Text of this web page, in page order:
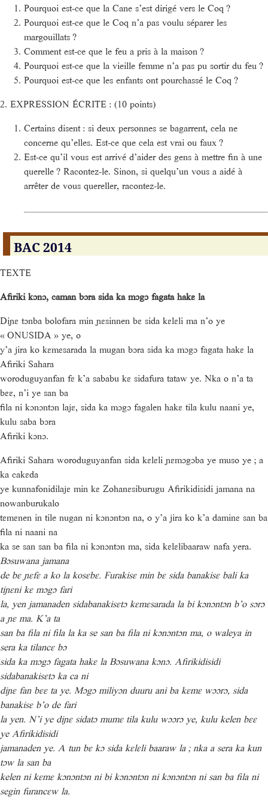
Pourquoi est-ce que la Cane s’est dirigé vers le Coq ?
Pourquoi est-ce que le Coq n’a pas voulu séparer les
margouillats ?
Comment est-ce que le feu a pris à la maison ?
Pourquoi est-ce que la vieille femme n’a pas pu sortir du feu ?
Pourquoi est-ce que les enfants ont pourchassé le Coq ?
2. EXPRESSION ÉCRITE : (10 points)
Certains disent : si deux personnes se bagarrent, cela ne
concerne qu’elles. Est-ce que cela est vrai ou faux ?
Est-ce qu’il vous est arrivé d’aider des gens à mettre fin à une
querelle ? Racontez-le. Sinon, si quelqu’un vous a aidé à
arrêter de vous quereller, racontez-le.
BAC 2014
TEXTE
Afiriki kɔnɔ, caman bɔra sida ka mɔgɔ fagata hakɛ la
Diɲɛ tɔnba bolofara min ɲɛsinnen bɛ sida kɛlɛli ma n’o ye
« ONUSIDA » ye, o
y’a jira ko kɛmɛsarada la mugan bɔra sida ka mɔgɔ fagata hakɛ la
Afiriki Sahara
woroduguyanfan fɛ k’a sababu kɛ sidafura tataw ye. Nka o n’a ta
bɛɛ, n’i ye san ba
fila ni kɔnɔntɔn lajɛ, sida ka mɔgɔ fagalen hakɛ tila kulu naani ye,
kulu saba bɔra
Afiriki kɔnɔ.
Afiriki Sahara woroduguyanfan sida kɛlɛli ɲɛmɔgɔba ye muso ye ; a
ka cakɛda
ye kunnafonidilajɛ min kɛ Zohanɛsiburugu Afirikidisidi jamana na
nowanburukalo
tɛmɛnen in tile nugan ni kɔnɔntɔn na, o y’a jira ko k’a daminɛ san ba
fila ni naani na
ka se san san ba fila ni kɔnɔntɔn ma, sida kɛlɛlibaaraw nafa yera.
Bɔsuwana jamana
de bɛ ɲɛfɛ a ko la kosɛbɛ. Furakisɛ min bɛ sida banakisɛ bali ka
tiɲɛni kɛ mɔgɔ fari
la, yen jamanaden sidabanakisɛtɔ kɛmɛsarada la bi kɔnɔntɔn b’o sɔrɔ
a ɲɛ ma. K’a ta
san ba fila ni fila la ka se san ba fila ni kɔnɔntɔn ma, o waleya in
sera ka tilancɛ bɔ
sida ka mɔgɔ fagata hakɛ la Bɔsuwana kɔnɔ. Afirikidisidi
sidabanakisɛtɔ ka ca ni
diɲɛ fan bɛɛ ta ye. Mɔgɔ miliyɔn duuru ani ba kɛmɛ wɔɔrɔ, sida
banakisɛ b’o de fari
la yen. N’i ye diɲɛ sidatɔ mumɛ tila kulu wɔɔrɔ ye, kulu kelen bɛɛ
ye Afirikidisidi
jamanaden ye. A tun bɛ kɔ sida kɛlɛli baaraw la ; nka a sera ka kun
tɔw la san ba
kelen ni kɛmɛ kɔnɔntɔn ni bi kɔnɔntɔn ni kɔnɔntɔn ni san ba fila ni
segin furancɛw la.